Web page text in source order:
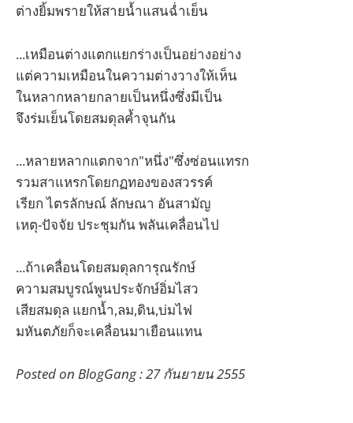
ต่างยิ้มพรายให้สายน้ำแสนฉ่ำเย็น
...เหมือนต่างแตกแยกร่างเป็นอย่างอย่าง
แต่ความเหมือนในความต่างวางให้เห็น
ในหลากหลายกลายเป็นหนึ่งซึ่งมีเป็น
จึงร่มเย็นโดยสมดุลค้ำจุนกัน
...หลายหลากแตกจาก"หนึ่ง"ซึ่งซ่อนแทรก
รวมสาแหรกโดยกฏทองของสวรรค์
เรียก ไตรลักษณ์ ลักษณา อันสามัญ
เหตุ-ปัจจัย ประชุมกัน พลันเคลื่อนไป
...ถ้าเคลื่อนโดยสมดุลการุณรักษ์
ความสมบูรณ์พูนประจักษ์อิ่มไสว
เสียสมดุล แยกน้ำ,ลม,ดิน,บ่มไฟ
มหันตภัยก็จะเคลื่อนมาเยือนแทน
Posted on BlogGang : 27 กันยายน 2555